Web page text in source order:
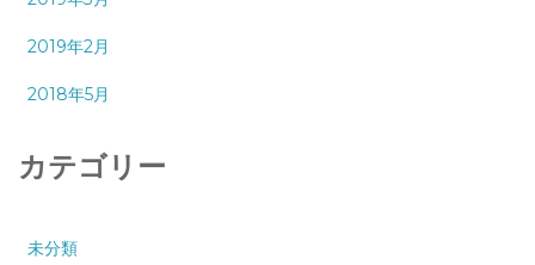
2019年2月
2018年5月
カテゴリー
未分類